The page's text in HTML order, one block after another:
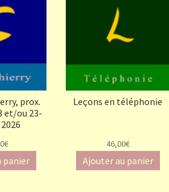
prox.
et/ou 23-
panier
Leçons en téléphonie
46,00€
Ajouter au panier